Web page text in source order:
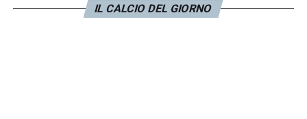
Cristo Re. Lo riferisceSportface.
IL CALCIO DEL GIORNO